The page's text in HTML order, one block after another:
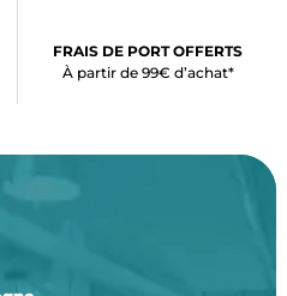
FRAIS DE PORT OFFERTS
À partir de 99€ d’achat*